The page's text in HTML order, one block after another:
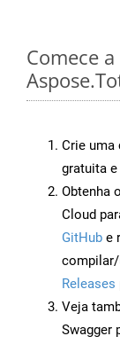
Comece
Crie uma
gratuita
Obtenha
Cloud
GitHub e
compilar/
Releases
Veja
Swagger